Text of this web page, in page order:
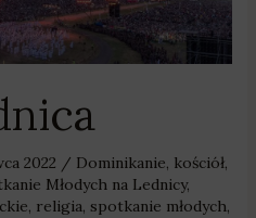
2022 / Dominikanie, kościół,
Młodych na Lednicy,
, religia, spotkanie młodych,